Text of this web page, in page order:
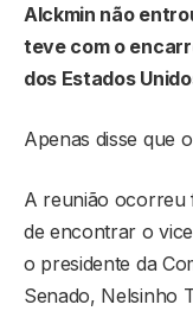
Alckmin não
teve com o
dos Estados
Apenas disse que
A reunião ocorreu
de encontrar o
o presidente da
Senado, Nelsinho